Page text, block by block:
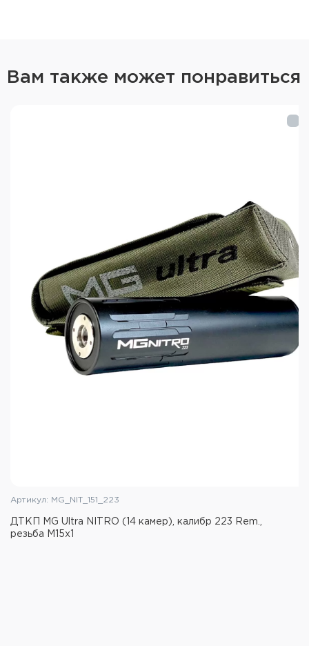
Вам также может понравиться
Артикул: MG_NIT_151_223
ДТКП MG Ultra NITRO (14 камер), калибр 223 Rem.,
резьба M15x1